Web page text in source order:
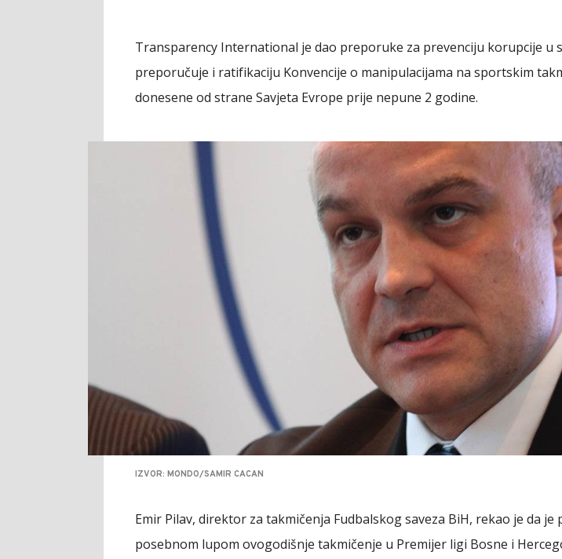
Transparency International je dao preporuke za prevenciju korupcije u
preporučuje i ratifikaciju Konvencije o manipulacijama na sportskim
donesene od strane Savjeta Evrope prije nepune 2 godine.
IZVOR: MONDO/SAMIR CACAN
Emir Pilav, direktor za takmičenja Fudbalskog saveza BiH, rekao je da je
posebnom lupom ovogodišnje takmičenje u Premijer ligi Bosne i